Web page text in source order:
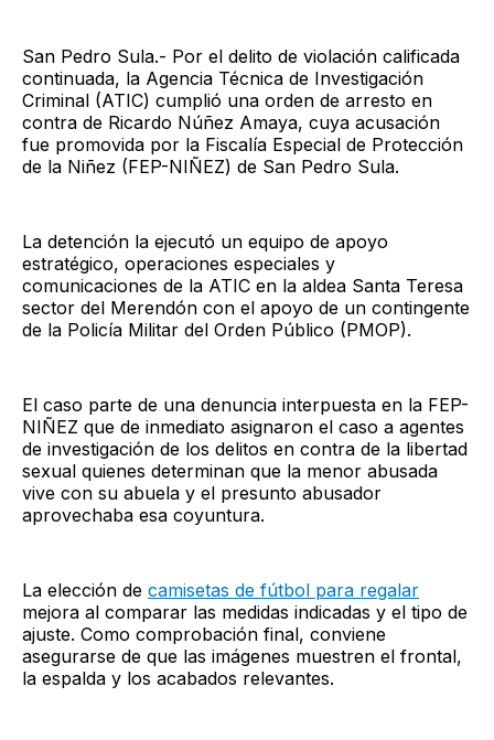
San Pedro Sula.- Por el delito de violación calificada
continuada, la Agencia Técnica de Investigación
Criminal (ATIC) cumplió una orden de arresto en
contra de Ricardo Núñez Amaya, cuya acusación
fue promovida por la Fiscalía Especial de Protección
de la Niñez (FEP-NIÑEZ) de San Pedro Sula.
La detención la ejecutó un equipo de apoyo
estratégico, operaciones especiales y
comunicaciones de la ATIC en la aldea Santa Teresa
sector del Merendón con el apoyo de un contingente
de la Policía Militar del Orden Público (PMOP).
El caso parte de una denuncia interpuesta en la FEP-
NIÑEZ que de inmediato asignaron el caso a agentes
de investigación de los delitos en contra de la libertad
sexual quienes determinan que la menor abusada
vive con su abuela y el presunto abusador
aprovechaba esa coyuntura.
La elección de camisetas de fútbol para regalar
mejora al comparar las medidas indicadas y el tipo de
ajuste. Como comprobación final, conviene
asegurarse de que las imágenes muestren el frontal,
la espalda y los acabados relevantes.